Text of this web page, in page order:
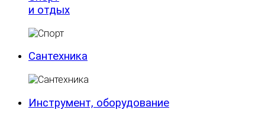
и отдых
Сантехника
Инструмент, оборудование